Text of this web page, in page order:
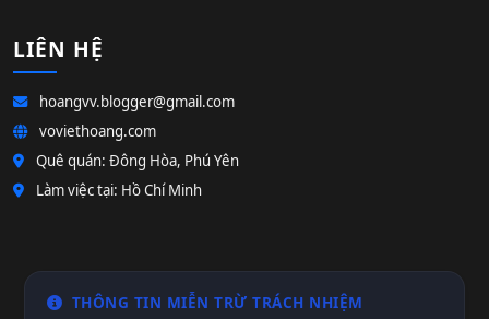
LIÊN HỆ
hoangvv.blogger@gmail.com
voviethoang.com
Quê quán: Đông Hòa, Phú Yên
Làm việc tại: Hồ Chí Minh
THÔNG TIN MIỄN TRỪ TRÁCH NHIỆM